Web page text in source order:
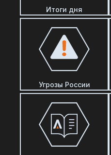
Итоги дня
Угрозы России